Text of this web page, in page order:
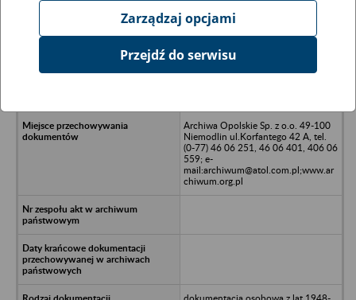
Ukryj wszystkie pozycje bazy
Powiatowy Związek Gminnych
Archiwa Opolskie Sp. z o.o. 49-100
Niemodlin ul.Korfantego 42 A, tel.
(0-77) 46 06 251, 46 06 401, 406 06
559; e-
mail:archiwum@atol.com.pl;www.ar
chiwum.org.pl
Zarządzaj opcjami
Przejdź do serwisu